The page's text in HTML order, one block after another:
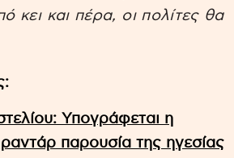
κει και πέρα, οι πολίτες θα
Υπογράφεται η
παρουσία της ηγεσίας